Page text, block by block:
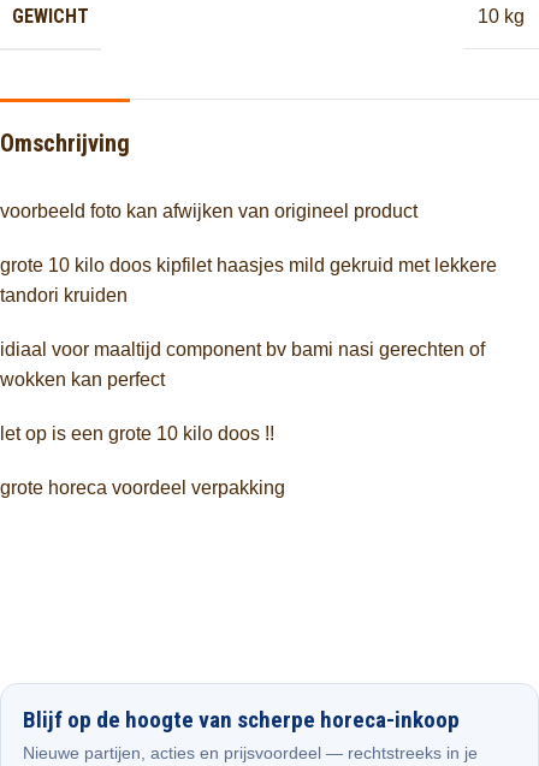
GEWICHT 10 kg
Omschrijving
voorbeeld foto kan afwijken van origineel product
grote 10 kilo doos kipfilet haasjes mild gekruid met lekkere
tandori kruiden
idiaal voor maaltijd component bv bami nasi gerechten of
wokken kan perfect
let op is een grote 10 kilo doos !!
grote horeca voordeel verpakking
Blijf op de hoogte van scherpe horeca-inkoop
Nieuwe partijen, acties en prijsvoordeel — rechtstreeks in je